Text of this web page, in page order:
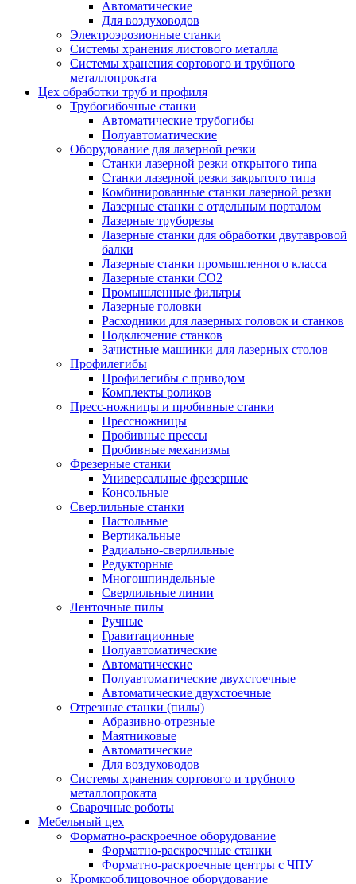
Автоматические
Для воздуховодов
Электроэрозионные станки
Системы хранения листового металла
Системы хранения сортового и трубного
металлопроката
Цех обработки труб и профиля
Трубогибочные станки
Автоматические трубогибы
Полуавтоматические
Оборудование для лазерной резки
Станки лазерной резки открытого типа
Станки лазерной резки закрытого типа
Комбинированные станки лазерной резки
Лазерные станки с отдельным порталом
Лазерные труборезы
Лазерные станки для обработки двутавровой
балки
Лазерные станки промышленного класса
Лазерные станки CO2
Промышленные фильтры
Лазерные головки
Расходники для лазерных головок и станков
Подключение станков
Зачистные машинки для лазерных столов
Профилегибы
Профилегибы с приводом
Комплекты роликов
Пресс-ножницы и пробивные станки
Прессножницы
Пробивные прессы
Пробивные механизмы
Фрезерные станки
Универсальные фрезерные
Консольные
Сверлильные станки
Настольные
Вертикальные
Радиально-сверлильные
Редукторные
Многошпиндельные
Сверлильные линии
Ленточные пилы
Ручные
Гравитационные
Полуавтоматические
Автоматические
Полуавтоматические двухстоечные
Автоматические двухстоечные
Отрезные станки (пилы)
Абразивно-отрезные
Маятниковые
Автоматические
Для воздуховодов
Системы хранения сортового и трубного
металлопроката
Сварочные роботы
Мебельный цех
Форматно-раскроечное оборудование
Форматно-раскроечные станки
Форматно-раскроечные центры с ЧПУ
Кромкооблицовочное оборудование